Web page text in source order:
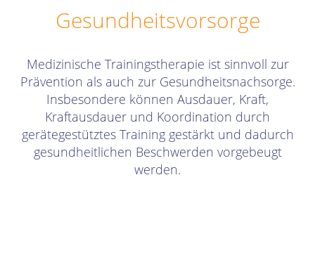
Gesundheitsvorsorge
Medizinische Trainingstherapie ist sinnvoll zur
Prävention als auch zur Gesundheitsnachsorge.
Insbesondere können Ausdauer, Kraft,
Kraftausdauer und Koordination durch
gerätegestütztes Training gestärkt und dadurch
gesundheitlichen Beschwerden vorgebeugt
werden.